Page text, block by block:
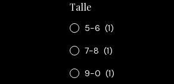
Talle
5-6 (1)
7-8 (1)
9-0 (1)